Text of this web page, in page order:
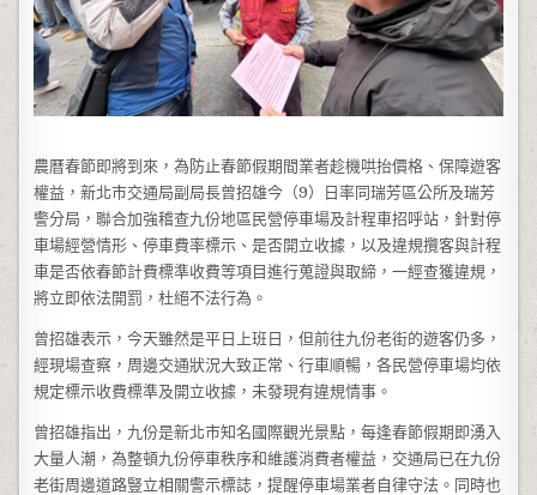
農曆春節即將到來，為防止春節假期間業者趁機哄抬價格、保障遊客
權益，新北市交通局副局長曾招雄今（9）日率同瑞芳區公所及瑞芳
警分局，聯合加強稽查九份地區民營停車場及計程車招呼站，針對停
車場經營情形、停車費率標示、是否開立收據，以及違規攬客與計程
車是否依春節計費標準收費等項目進行蒐證與取締，一經查獲違規，
將立即依法開罰，杜絕不法行為。
曾招雄表示，今天雖然是平日上班日，但前往九份老街的遊客仍多，
經現場查察，周邊交通狀況大致正常、行車順暢，各民營停車場均依
規定標示收費標準及開立收據，未發現有違規情事。
曾招雄指出，九份是新北市知名國際觀光景點，每逢春節假期即湧入
大量人潮，為整頓九份停車秩序和維護消費者權益，交通局已在九份
老街周邊道路豎立相關警示標誌，提醒停車場業者自律守法。同時也